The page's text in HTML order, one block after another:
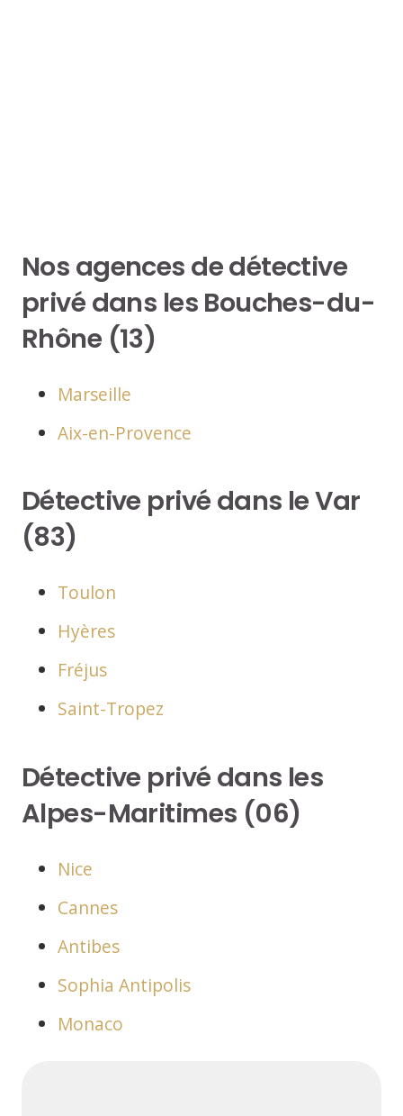
Nos agences de détective
privé dans les Bouches-du-
Rhône (13)
Marseille
Aix-en-Provence
Détective privé dans le Var
(83)
Toulon
Hyères
Fréjus
Saint-Tropez
Détective privé dans les
Alpes-Maritimes (06)
Nice
Cannes
Antibes
Sophia Antipolis
Monaco